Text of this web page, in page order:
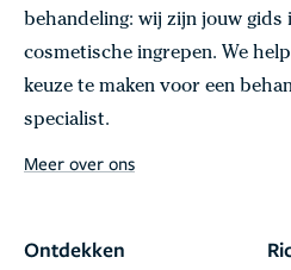
behandeling: wij zijn jouw gids
cosmetische ingrepen. We
keuze te maken voor een
specialist.
Meer over ons
Ontdekken